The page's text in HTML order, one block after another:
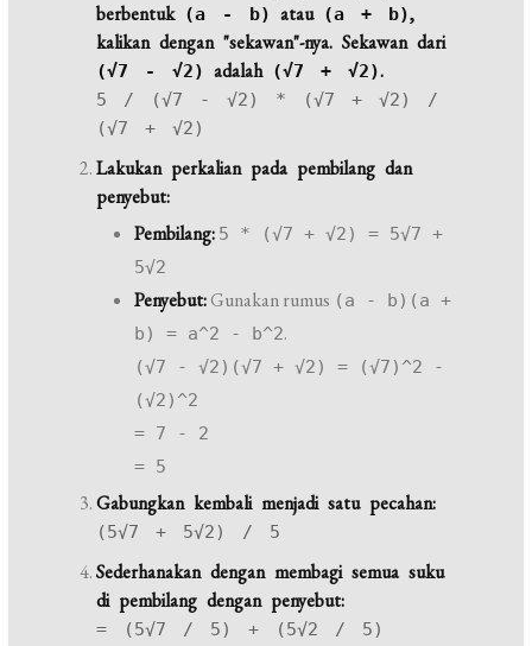
berbentuk (a - b) atau (a + b),
kalikan dengan "sekawan"-nya. Sekawan dari
(√7 - √2) adalah (√7 + √2).
5 / (√7 - √2) * (√7 + √2) /
(√7 + √2)
Lakukan perkalian pada pembilang dan
penyebut:
Pembilang: 5 * (√7 + √2) = 5√7 +
5√2
Penyebut:Gunakan rumus (a - b)(a +
b) = a^2 - b^2.
(√7 - √2)(√7 + √2) = (√7)^2 -
(√2)^2
= 7 - 2
= 5
Gabungkan kembali menjadi satu pecahan:
(5√7 + 5√2) / 5
Sederhanakan dengan membagi semua suku
di pembilang dengan penyebut:
= (5√7 / 5) + (5√2 / 5)